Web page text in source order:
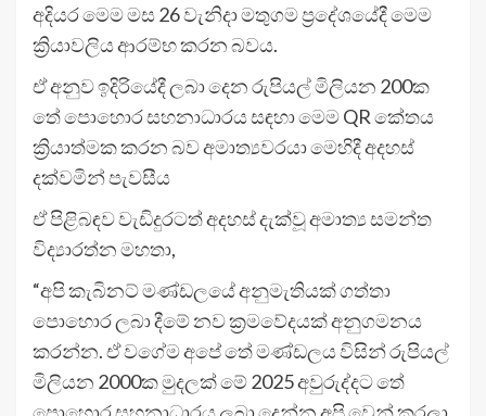
අදියර මෙම මස 26 වැනිදා මතුගම ප්‍රදේශයේදී මෙම
ක්‍රියාවලිය ආරම්භ කරන බවය.
ඒ අනුව ඉදිරියේදී ලබා දෙන රුපියල් මිලියන 200ක
තේ පොහොර සහනාධාරය සඳහා මෙම QR කේතය
ක්‍රියාත්මක කරන බව අමාත්‍යවරයා මෙහිදී අදහස්
දක්වමින් පැවසීය
ඒ පිළිබඳව වැඩිදුරටත් අදහස් දැක්වූ අමාත්‍ය සමන්ත
විද්‍යාරත්න මහතා,
“අපි කැබිනට් මණ්ඩලයේ අනුමැතියක් ගත්තා
පොහොර ලබා දීමේ නව ක්‍රමවේදයක් අනුගමනය
කරන්න. ඒ වගේම අපේ තේ මණ්ඩලය විසින් රුපියල්
මිලියන 2000ක මුදලක් මේ 2025 අවුරුද්දට තේ